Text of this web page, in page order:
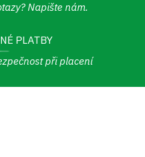
Napište nám.
PLATBY
při placení